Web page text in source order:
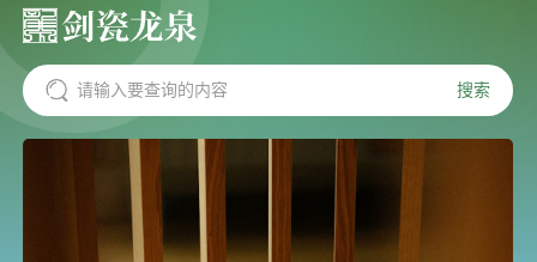
请输入要查询的内容 搜索